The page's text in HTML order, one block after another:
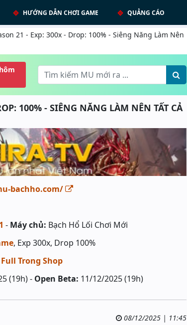
HƯỚNG DẪN CHƠI GAME QUẢNG CÁO
21 - Exp: 300x - Drop: 100% - Siêng Năng Làm Nên
100% - SIÊNG NĂNG LÀM NÊN TẤT CẢ
bachho.com/
- Máy chủ: Bạch Hổ Lối Chơi Mới
, Exp 300x, Drop 100%
Trong Shop
(19h) - Open Beta: 11/12/2025 (19h)
08/12/2025 | 11:45